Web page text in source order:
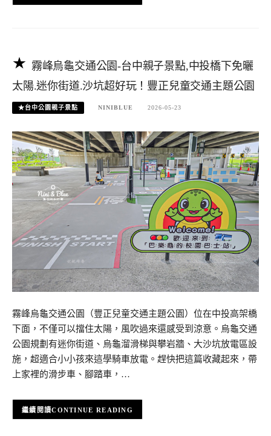
霧峰烏龜交通公園-台中親子景點,中投橋下免曬
太陽.迷你街道.沙坑超好玩！豐正兒童交通主題公園
★台中公園親子景點 NINIBLUE 2026-05-23
霧峰烏龜交通公園（豐正兒童交通主題公園）位在中投高架橋
下面，不僅可以擋住太陽，風吹過來還感受到涼意。烏龜交通
公園規劃有迷你街道、烏龜溜滑梯與攀岩牆、大沙坑放電區設
施，超適合小小孩來這學騎車放電。趕快把這篇收藏起來，帶
上家裡的滑步車、腳踏車，…
CONTINUE READING